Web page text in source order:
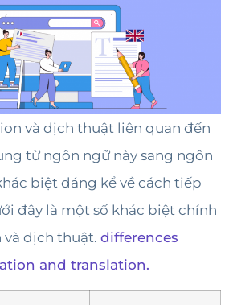
và dịch thuật liên quan đến
từ ngôn ngữ này sang ngôn
biệt đáng kể về cách tiếp
đây là một số khác biệt chính
dịch thuật. differences
and translation.